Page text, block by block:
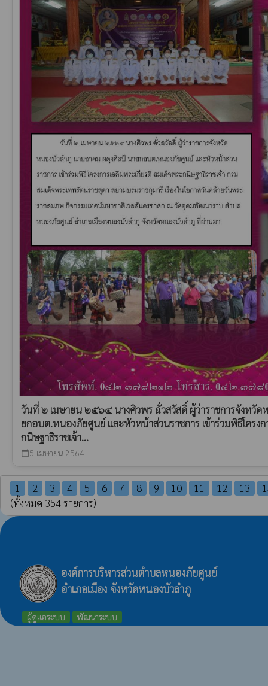
วันที่ ๒ เมษายน ๒๕๖๔ นางศิวพร ฉั่วสวัสดิ์ ผู้ว่าราชการจังหวั
ยกอบต.หนองภัยศูนย์ และหัวหน้าส่วนราชการ เข้าร่วมพิธีโครงก
กนิษฐาธิราชเจ้า...
calendar_today5 เมษายน 2564
1 2 3 4 5 6 7 8 9 10 11 12 13
(ทั้งหมด 354 รายการ)
องค์การบริหารส่วนตำบลหนองภัยศูนย์
อำเภอเมือง จังหวัดหนองบัวลำภู
ผู้ดูแลระบบ พัฒนาระบบ